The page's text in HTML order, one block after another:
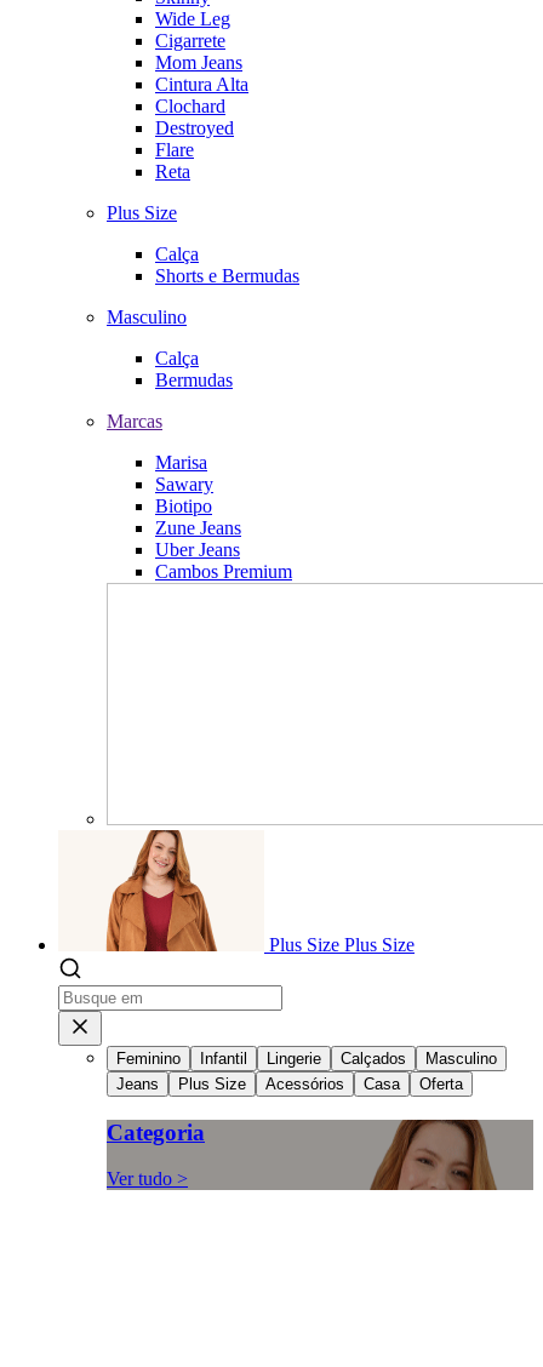
Wide Leg
Cigarrete
Mom Jeans
Cintura Alta
Clochard
Destroyed
Flare
Reta
Plus Size
Calça
Shorts e Bermudas
Masculino
Calça
Bermudas
Marcas
Marisa
Sawary
Biotipo
Zune Jeans
Uber Jeans
Cambos Premium
Plus Size Plus Size
Feminino Infantil Lingerie Calçados
Masculino
Jeans
Plus Size Acessórios Casa Oferta
Categoria
Ver tudo >